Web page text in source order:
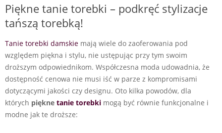
Piękne tanie torebki – podkręć stylizacje
tańszą torebką!
Tanie torebki damskie mają wiele do zaoferowania pod
względem piękna i stylu, nie ustępując przy tym swoim
droższym odpowiednikom. Współczesna moda udowadnia, że
dostępność cenowa nie musi iść w parze z kompromisami
dotyczącymi jakości czy designu. Oto kilka powodów, dla
których piękne tanie torebki mogą być równie funkcjonalne i
modne jak te droższe: